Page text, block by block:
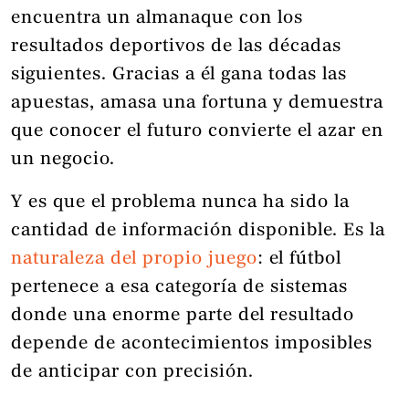
encuentra un almanaque con los
resultados deportivos de las décadas
siguientes. Gracias a él gana todas las
apuestas, amasa una fortuna y demuestra
que conocer el futuro convierte el azar en
un negocio.
Y es que el problema nunca ha sido la
cantidad de información disponible. Es la
naturaleza del propio juego: el fútbol
pertenece a esa categoría de sistemas
donde una enorme parte del resultado
depende de acontecimientos imposibles
de anticipar con precisión.